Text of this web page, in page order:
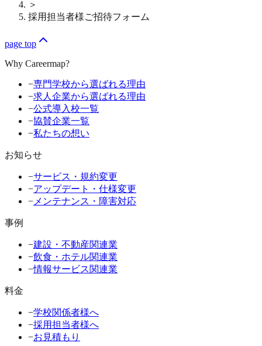
＞
採用担当者様ご招待フォーム
page top
Why Careermap?
−専門学校から選ばれる理由
−求人企業から選ばれる理由
−公式導入校一覧
−協賛企業一覧
−私たちの想い
お知らせ
−サービス・規約変更
−アップデート・仕様変更
− メンテナンス・障害対応
事例
−建設・不動産関連業
−飲食・ホテル関連業
−情報サービス関連業
料金
−学校関係者様へ
−採用担当者様へ
−お見積もり